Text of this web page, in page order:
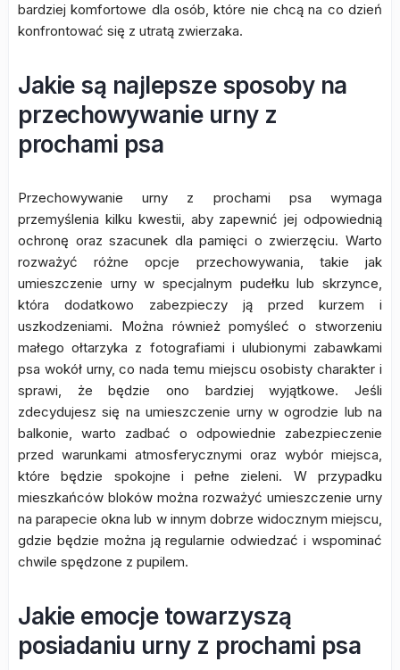
bardziej komfortowe dla osób, które nie chcą na co dzień
konfrontować się z utratą zwierzaka.
Jakie są najlepsze sposoby na
przechowywanie urny z
prochami psa
Przechowywanie urny z prochami psa wymaga
przemyślenia kilku kwestii, aby zapewnić jej odpowiednią
ochronę oraz szacunek dla pamięci o zwierzęciu. Warto
rozważyć różne opcje przechowywania, takie jak
umieszczenie urny w specjalnym pudełku lub skrzynce,
która dodatkowo zabezpieczy ją przed kurzem i
uszkodzeniami. Można również pomyśleć o stworzeniu
małego ołtarzyka z fotografiami i ulubionymi zabawkami
psa wokół urny, co nada temu miejscu osobisty charakter i
sprawi, że będzie ono bardziej wyjątkowe. Jeśli
zdecydujesz się na umieszczenie urny w ogrodzie lub na
balkonie, warto zadbać o odpowiednie zabezpieczenie
przed warunkami atmosferycznymi oraz wybór miejsca,
które będzie spokojne i pełne zieleni. W przypadku
mieszkańców bloków można rozważyć umieszczenie urny
na parapecie okna lub w innym dobrze widocznym miejscu,
gdzie będzie można ją regularnie odwiedzać i wspominać
chwile spędzone z pupilem.
Jakie emocje towarzyszą
posiadaniu urny z prochami psa